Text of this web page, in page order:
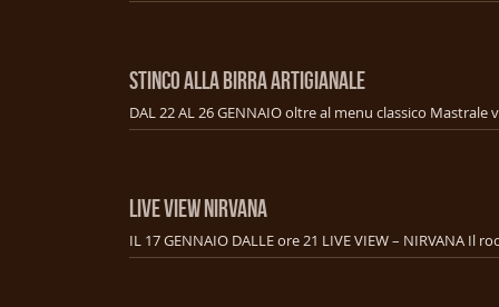
STINCO ALLA BIRRA ARTIGIANALE
LIVE VIEW NIRVANA